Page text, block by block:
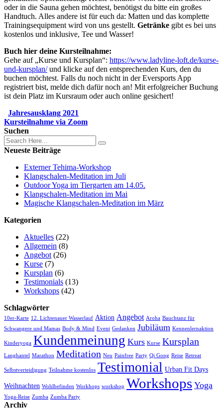
oder in die Sauna gehen möchtest, benötigst du bitte ein großes
Handtuch. Alles andere ist für euch da: Matten und das komplette
Trainingsequipment wird von uns gestellt. Getränke gibt es bei uns
kostenlos und inklusive, Tee und Wasser!
Buch hier deine Kursteilnahme:
Gehe auf „Kurse und Kursplan“: https://www.ladyline-loft.de/kurse-
und-kursplan/und klicke auf den entsprechenden Kurs, den du
buchen möchtest. Falls du noch nicht in der Eversports App
registriert bist, melde dich dafür noch an! Mit erfolgreicher Buchung
ist dein Platz im Kursraum oder auch online gesichert!
Jahresausklang 2021
Kursteilnahme via Zoom
Suchen
Neueste Beiträge
Externer Tehima-Workshop
Klangschalen-Meditation im Juli
Outdoor Yoga im Tiergarten am 14.05.
Klangschalen-Meditation im Mai
Magische Klangschalen-Meditation im März
Kategorien
Aktuelles (22)
Allgemein (8)
Angebot (26)
Kurse (7)
Kursplan (6)
Testimonials (13)
Workshops (42)
Schlagwörter
10er-Karte 12. Lichtenauer Wasserlauf Aktion Angebot Aroha Bauchtanz für
Schwangere und Mamas Body & Mind Event Gedanken Jubiläum Kennenlernaktion
Kinderyoga Kundenmeinung Kurs Kurse Kursplan
Langhantel Marathon Meditation Neu Painfree Party Qi Gong Reise Retreat
Selbstverteidigung Teilnahme kostenlos Testimonial Urban Fit Days
Weihnachten Wohlbefinden Workhops workshop Workshops Yoga
Yoga-Reise Zumba Zumba Party
Archiv